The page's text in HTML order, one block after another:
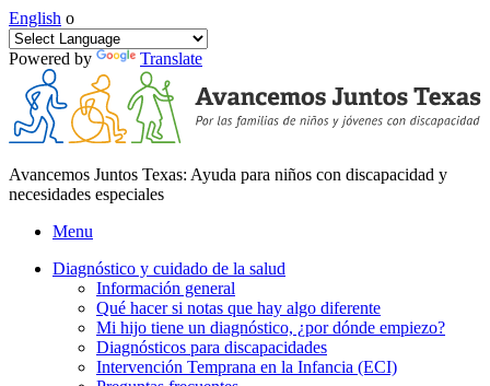
English o
Powered by Translate
Avancemos Juntos Texas: Ayuda para niños con discapacidad y
necesidades especiales
Menu
Diagnóstico y cuidado de la salud
Información general
Qué hacer si notas que hay algo diferente
Mi hijo tiene un diagnóstico, ¿por dónde empiezo?
Diagnósticos para discapacidades
Intervención Temprana en la Infancia (ECI)